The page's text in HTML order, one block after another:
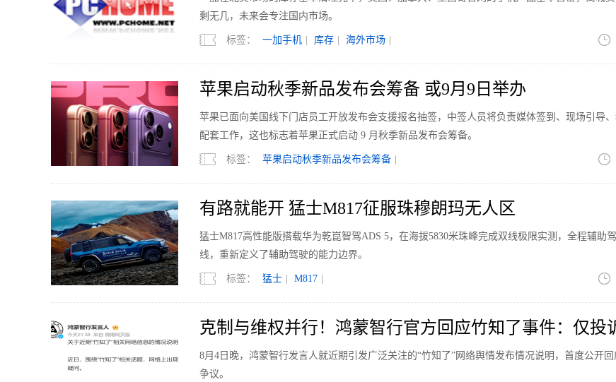
剩无几，未来会专注国内市场。
标签： 一加手机 库存 海外市场
苹果启动秋季新品发布会筹备 或9月9日举办
苹果已面向美国线下门店员工开放发布会支援报名抽签，中签人员将负责媒体签到、现场引导
配套工作，这也标志着苹果正式启动 9 月秋季新品发布会筹备。
标签： 苹果启动秋季新品发布会筹备
有路就能开 猛士M817征服珠穆朗玛无人区
猛士M817高性能版搭载华为乾崑智驾ADS 5，在海拔5830米珠峰完成双线极限实测，全程辅助
线，重新定义了辅助驾驶的能力边界。
标签： 猛士 M817
克制与维权并行！鸿蒙智行官方回应竹知了事件：仅投
权内容
8月4日晚，鸿蒙智行发言人就近期引发广泛关注的“竹知了”网络舆情发布情况说明，首度公开
争议。